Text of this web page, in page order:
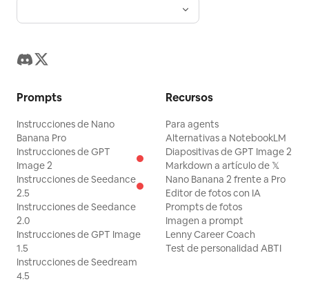
Prompts
Instrucciones de Nano
Banana Pro
Instrucciones de GPT
Image 2
Instrucciones de Seedance
2.5
Instrucciones de Seedance
2.0
Instrucciones de GPT Image
1.5
Instrucciones de Seedream
4.5
Recursos
Para agents
Alternativas a NotebookLM
Diapositivas de GPT Image 2
Markdown a artículo de 𝕏
Nano Banana 2 frente a Pro
Editor de fotos con IA
Prompts de fotos
Imagen a prompt
Lenny Career Coach
Test de personalidad ABTI